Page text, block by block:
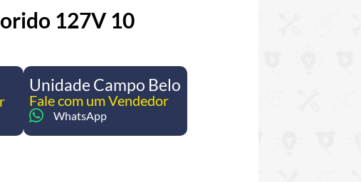
127V 10
Unidade Campo Belo
Fale com um Vendedor
WhatsApp